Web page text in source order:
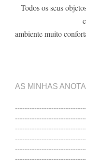
Todos os seus
ambiente muito
AS MINHAS